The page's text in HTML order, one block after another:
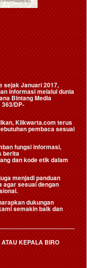
sejak Januari 2017,
informasi melalui dunia
Bintang Media
DP-
Klikwarta.com terus
pembaca sesuai
fungsi informasi,
berita
dan kode etik dalam
menjadi panduan
agar sesuai dengan
dukungan
semakin baik dan
KEPALA BIRO